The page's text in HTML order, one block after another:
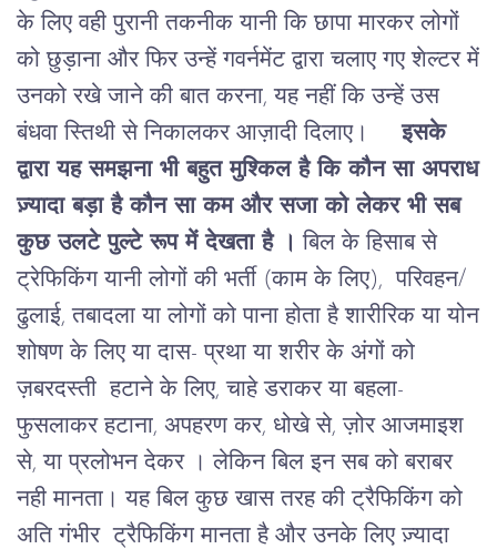
के लिए वही पुरानी तकनीक यानी कि छापा मारकर लोगों
को छुड़ाना और फिर उन्हें गवर्नमेंट द्वारा चलाए गए शेल्टर में
उनको रखे जाने की बात करना, यह नहीं कि उन्हें उस
बंधवा स्तिथी से निकालकर आज़ादी दिलाए।
इसके
द्वारा यह समझना भी बहुत मुश्किल है कि कौन सा अपराध
ज़्यादा बड़ा है कौन सा कम और सजा को लेकर भी सब
कुछ उलटे पुल्टे रूप में देखता है । बिल के हिसाब से
ट्रेफिकिंग यानी लोगों की भर्ती (काम के लिए), परिवहन/
ढुलाई, तबादला या लोगों को पाना होता है शारीरिक या योन
शोषण के लिए या दास- प्रथा या शरीर के अंगों को
ज़बरदस्ती हटाने के लिए, चाहे डराकर या बहला-
फुसलाकर हटाना, अपहरण कर, धोखे से, ज़ोर आजमाइश
से, या प्रलोभन देकर । लेकिन बिल इन सब को बराबर
नही मानता।यह बिल कुछ खास तरह की ट्रैफिकिंग को
अति गंभीर ट्रैफिकिंग मानता है और उनके लिए ज़्यादा